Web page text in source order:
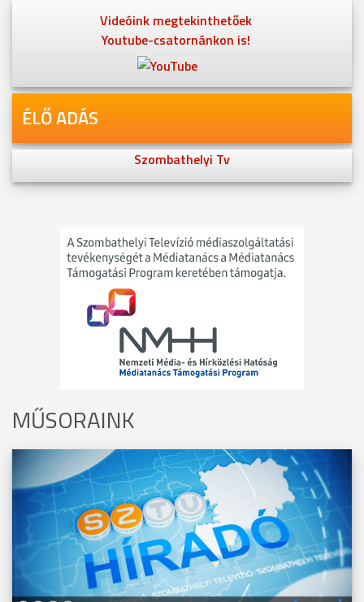
Videóink megtekinthetőek
Youtube-csatornánkon is!
ÉLŐ ADÁS
Szombathelyi Tv
MŰSORAINK